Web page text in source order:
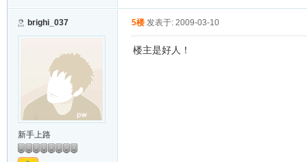
brighi_037
新手上路
5楼 发表于: 2009-03-10
楼主是好人！